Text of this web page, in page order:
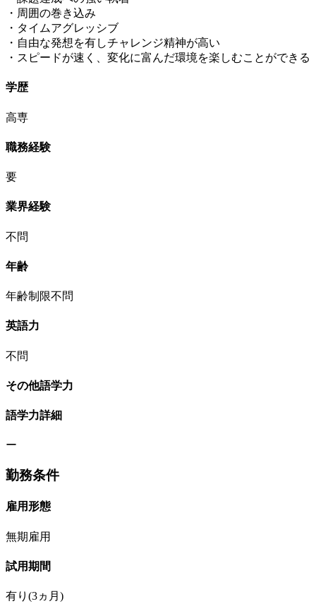
・周囲の巻き込み
・タイムアグレッシブ
・自由な発想を有しチャレンジ精神が高い
・スピードが速く、変化に富んだ環境を楽しむことができる
学歴
高専
職務経験
要
業界経験
不問
年齢
年齢制限不問
英語力
不問
その他語学力
語学力詳細
ー
勤務条件
雇用形態
無期雇用
試用期間
有り(3ヵ月)